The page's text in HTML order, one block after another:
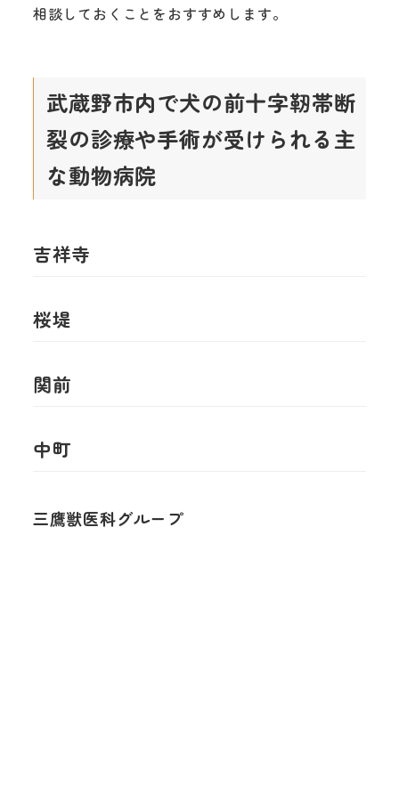
相談しておくことをおすすめします。
武蔵野市内で犬の前十字靭帯断
裂の診療や手術が受けられる主
な動物病院
吉祥寺
桜堤
関前
中町
三鷹獣医科グループ